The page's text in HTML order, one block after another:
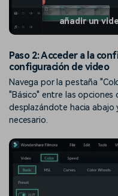
añadir un
Paso 2: Acceder a la
configuración de video
Navega por la pestaña
"Básico" entre las opciones
desplazándote hacia abajo
necesario.